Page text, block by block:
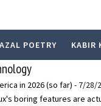
POETRY KABIR
in 2026 (so far) - 7/28/
boring features are